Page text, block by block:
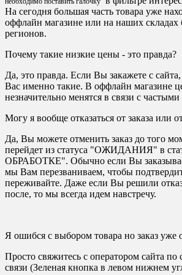
На сегодня большая часть товара уже
оффлайн магазине или на наших
регионов.
Почему такие низкие цены - это правда?
Да, это правда. Если Вы закажете с
Вас именно такие. В оффлайн магазине
незначительно менятся в связи с
Могу я вообще отказаться от заказа или
Да, Вы можете отменить заказ до того
перейдет из статуса "ОЖИДАНИЯ" в
ОБРАБОТКЕ". Обычно если Вы
мы Вам перезваниваем, чтобы
переживайте. Даже если Вы решили
после, то мы всегда идем навстречу.
Я ошибся с выбором товара но заказ уже
Просто свяжитесь с оператором сайта по
связи (Зеленая кнопка в левом нижнем